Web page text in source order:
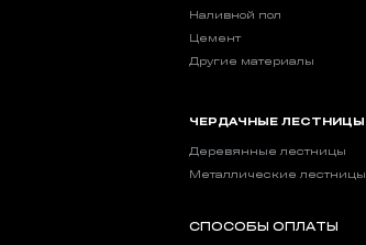
Наливной пол
Цемент
Другие материалы
ЧЕРДАЧНЫЕ ЛЕСТНИЦЫ
Деревянные лестницы
Металлические лестницы
СПОСОБЫ ОПЛАТЫ